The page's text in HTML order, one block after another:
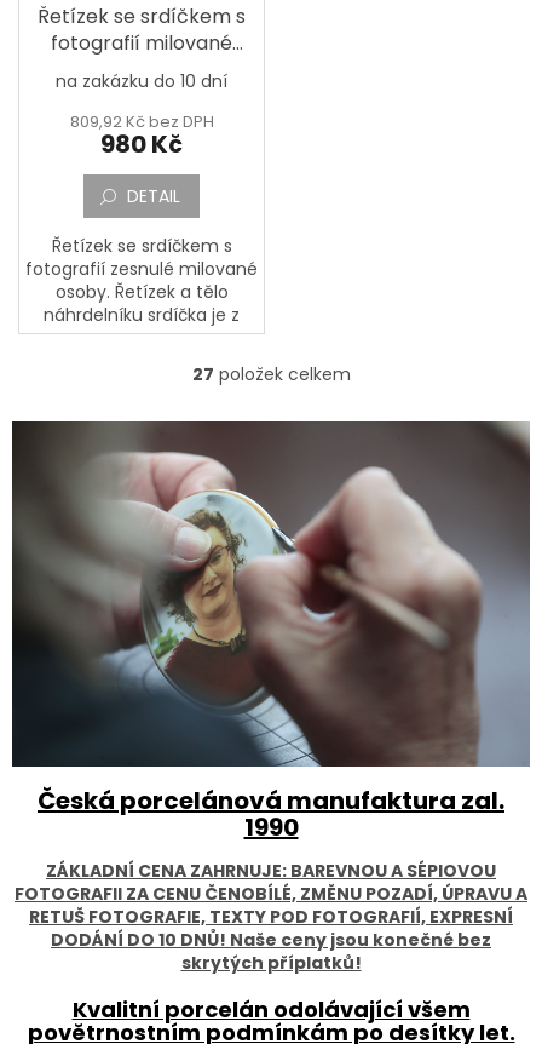
Řetízek se srdíčkem s
fotografií milované
osoby
na zakázku do 10 dní
809,92 Kč bez DPH
980 Kč
DETAIL
Řetízek se srdíčkem s
fotografií zesnulé milované
osoby. Řetízek a tělo
náhrdelníku srdíčka je z
chirurgické oceli, fotografie
destičce. Díky použité...
O
l
c
í
p
r
v
k
y
ý
p
i
s
u
27 položek celkem
Česká porcelánová manufaktura zal.
1990
ZÁKLADNÍ CENA ZAHRNUJE: BAREVNOU A SÉPIOVOU
FOTOGRAFII ZA CENU ČENOBÍLÉ, ZMĚNU POZADÍ, ÚPRAVU A
RETUŠ FOTOGRAFIE, TEXTY POD FOTOGRAFIÍ, EXPRESNÍ
DODÁNÍ DO 10 DNŮ! Naše ceny jsou konečné bez
skrytých příplatků!
Kvalitní porcelán odolávající všem
povětrnostním podmínkám po desítky let.